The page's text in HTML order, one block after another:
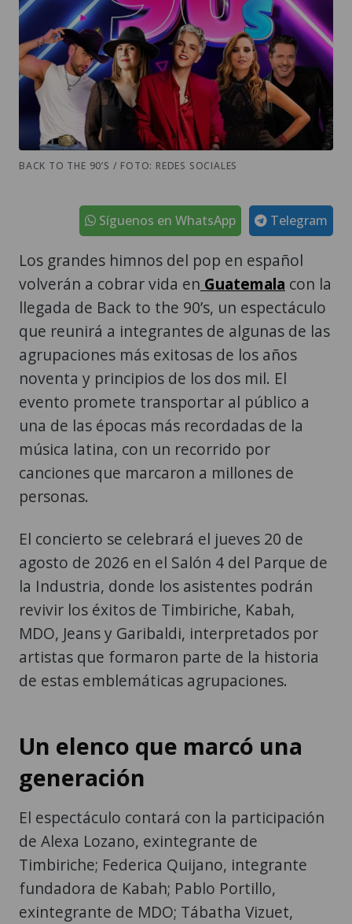
BACK TO THE 90’S / FOTO: REDES SOCIALES
Telegram
Síguenos en WhatsApp
Los grandes himnos del pop en español
volverán a cobrar vida en Guatemala con la
llegada de Back to the 90’s, un espectáculo
que reunirá a integrantes de algunas de las
agrupaciones más exitosas de los años
noventa y principios de los dos mil. El
evento promete transportar al público a
una de las épocas más recordadas de la
música latina, con un recorrido por
canciones que marcaron a millones de
personas.
El concierto se celebrará el jueves 20 de
agosto de 2026 en el Salón 4 del Parque de
la Industria, donde los asistentes podrán
revivir los éxitos de Timbiriche, Kabah,
MDO, Jeans y Garibaldi, interpretados por
artistas que formaron parte de la historia
de estas emblemáticas agrupaciones.
Un elenco que marcó una
generación
El espectáculo contará con la participación
de Alexa Lozano, exintegrante de
Timbiriche; Federica Quijano, integrante
fundadora de Kabah; Pablo Portillo,
exintegrante de MDO; Tábatha Vizuet,